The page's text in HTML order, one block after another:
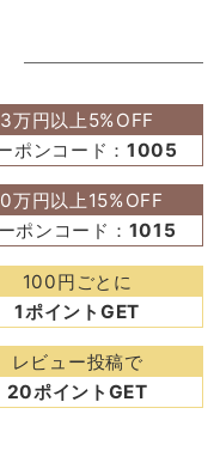
3万円以上5%OFF
ポンコード：1005
万円以上15%OFF
ポンコード： 1015
100円ごとに
1ポイントGET
レビュー投稿で
20ポイントGET